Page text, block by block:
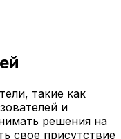
такие как
и
решения на
свое присутствие